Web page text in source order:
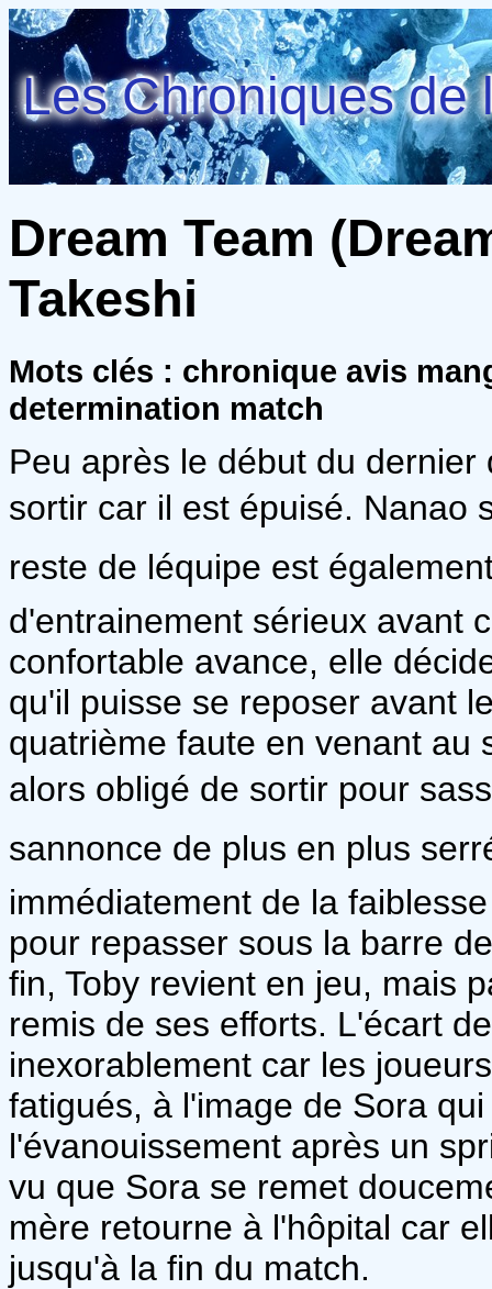
Les Chroniques de
Dream Team
Takeshi
Mots clés : chronique avis
determination match
Peu après le début du
sortir car il est épuisé. Nanao
reste de léquipe est
d'entrainement sérieux avant
confortable avance, elle
qu'il puisse se reposer avant
quatrième faute en venant au
alors obligé de sortir pour
sannonce de plus en plus
immédiatement de la
pour repasser sous la barre
fin, Toby revient en jeu, mais
remis de ses efforts. L'écart
inexorablement car les
fatigués, à l'image de Sora
l'évanouissement après un
vu que Sora se remet
mère retourne à l'hôpital car
jusqu'à la fin du match.